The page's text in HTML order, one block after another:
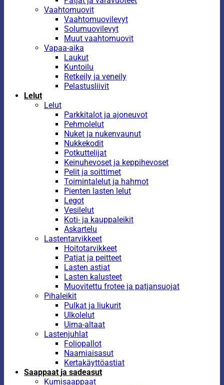
Vaahtomuovit
Vaahtomuovilevyt
Solumuovilevyt
Muut vaahtomuovit
Vapaa-aika
Laukut
Kuntoilu
Retkeily ja veneily
Pelastusliivit
Lelut
Lelut
Parkkitalot ja ajoneuvot
Pehmolelut
Nuket ja nukenvaunut
Nukkekodit
Potkuttelijat
Keinuhevoset ja keppihevoset
Pelit ja soittimet
Toimintalelut ja hahmot
Pienten lasten lelut
Legot
Vesilelut
Koti- ja kauppaleikit
Askartelu
Lastentarvikkeet
Hoitotarvikkeet
Patjat ja peitteet
Lasten astiat
Lasten kalusteet
Muovitettu frotee ja patjansuojat
Pihaleikit
Pulkat ja liukurit
Ulkolelut
Uima-altaat
Lastenjuhlat
Foliopallot
Naamiaisasut
Kertakäyttöastiat
Saappaat ja sadeasut
Kumisaappaat